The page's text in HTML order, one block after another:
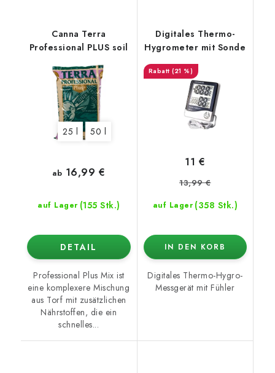
Canna Terra
Professional PLUS soil
25 l 50 l
auf Lager (155 Stk.)
ab 16,99 €
DETAIL
Professional Plus Mix ist
eine komplexere Mischung
aus Torf mit zusätzlichen
Nährstoffen, die ein
schnelles...
Digitales Thermo-
Hygrometer mit Sonde
(21 %)
auf Lager (358 Stk.)
11 €
13,99 €
IN DEN KORB
Digitales Thermo-Hygro-
Messgerät mit Fühler